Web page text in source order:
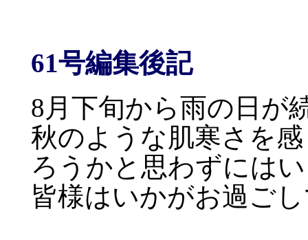
61号編集後記
8月下旬から雨の日が
秋のような肌寒さを
ろうかと思わずには
皆様はいかがお過ご